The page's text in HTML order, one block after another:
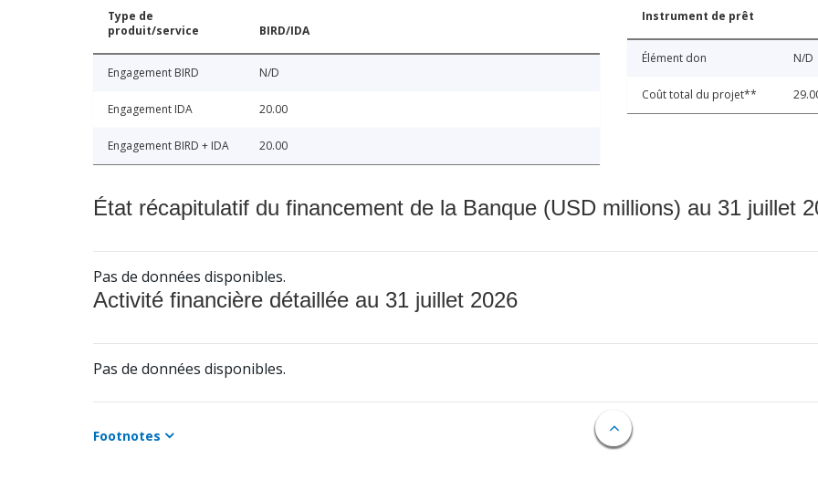
Type de
produit/service
BIRD/IDA
Engagement BIRD N/D
Engagement IDA 20.00
Engagement BIRD + IDA 20.00
Instrument de prêt
Élément don N/D
Coût total du projet**
État récapitulatif du financement de la Banque (USD millions) au 31 juillet
Pas de données disponibles.
Activité financière détaillée au 31 juillet 2026
Pas de données disponibles.
Footnotes